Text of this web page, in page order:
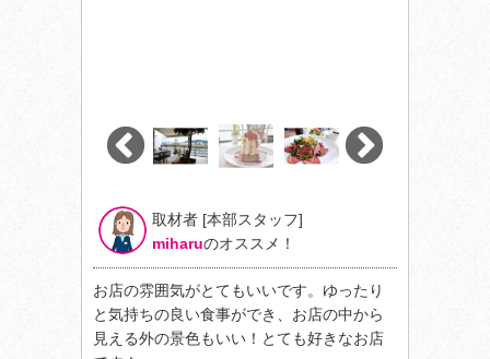
取材者 [本部スタッフ]
miharuのオススメ！
お店の雰囲気がとてもいいです。ゆったり
と気持ちの良い食事ができ、お店の中から
見える外の景色もいい！とても好きなお店